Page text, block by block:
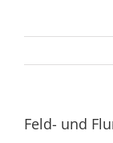
Feld- und